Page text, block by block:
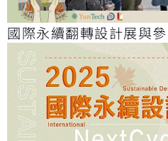
國際永續翻轉設計展與